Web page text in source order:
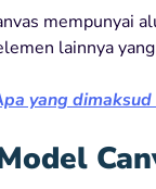
mempunyai
lainnya
yang